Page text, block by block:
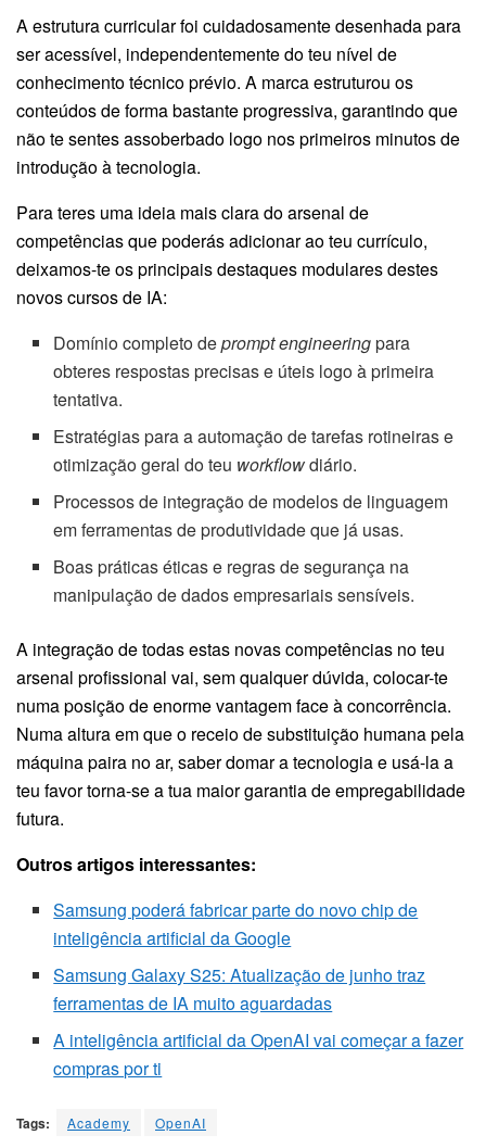
A estrutura curricular foi cuidadosamente desenhada para
ser acessível, independentemente do teu nível de
conhecimento técnico prévio. A marca estruturou os
conteúdos de forma bastante progressiva, garantindo que
não te sentes assoberbado logo nos primeiros minutos de
introdução à tecnologia.
Para teres uma ideia mais clara do arsenal de
competências que poderás adicionar ao teu currículo,
deixamos-te os principais destaques modulares destes
novos cursos de IA:
Domínio completo deprompt engineeringpara
obteres respostas precisas e úteis logo à primeira
tentativa.
Estratégias para a automação de tarefas rotineiras e
otimização geral do teu workflowdiário.
Processos de integração de modelos de linguagem
em ferramentas de produtividade que já usas.
Boas práticas éticas e regras de segurança na
manipulação de dados empresariais sensíveis.
A integração de todas estas novas competências no teu
arsenal profissional vai, sem qualquer dúvida, colocar-te
numa posição de enorme vantagem face à concorrência.
Numa altura em que o receio de substituição humana pela
máquina paira no ar, saber domar a tecnologia e usá-la a
teu favor torna-se a tua maior garantia de empregabilidade
futura.
Outros artigos interessantes:
Samsung poderá fabricar parte do novo chip de
inteligência artificial da Google
Samsung Galaxy S25: Atualização de junho traz
ferramentas de IA muito aguardadas
A inteligência artificial da OpenAI vai começar a fazer
compras por ti
Tags: Academy OpenAI